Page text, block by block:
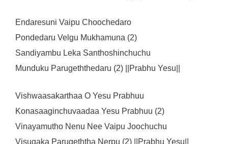
Endaresuni Vaipu Choochedaro
Pondedaru Velgu Mukhamuna (2)
Sandiyambu Leka Santhoshinchuchu
Munduku Parugeththedaru (2) ||Prabhu Yesu||
Vishwaasakarthaa O Yesu Prabhuu
Konasaaginchuvaadaa Yesu Prabhuu (2)
Vinayamutho Nenu Nee Vaipu Joochuchu
Visugaka Parugeththa Nerpu (2) ||Prabhu Yesu||